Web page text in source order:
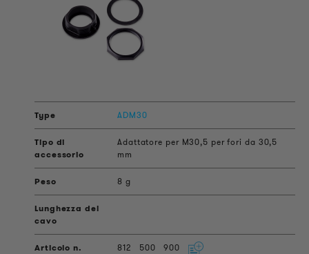
ADM30
Adattatore per M30,5 per fori da 30,5
mm
8 g
812 500 900